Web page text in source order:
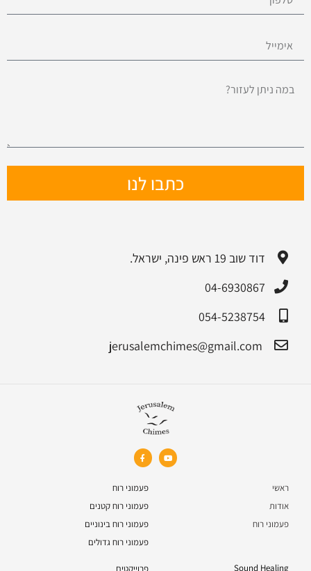
כתבו לנו
דוד שוב 19 ראש פינה, ישראל.
04-6930867
054-5238754
ראשי
אודות
פעמוני רוח
פעמוני רוח
פעמוני רוח קטנים
פעמוני רוח בינוניים
פעמוני רוח גדולים
Sound Healing פרוייקטים